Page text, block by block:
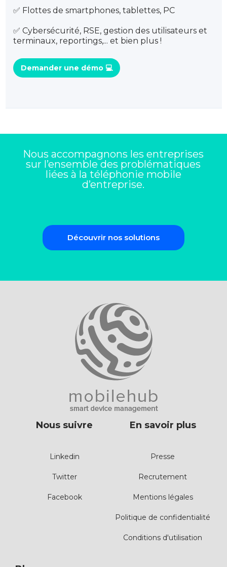
✅ Flottes de smartphones, tablettes, PC
✅ Cybersécurité, RSE, gestion des utilisateurs et
terminaux, reportings,... et bien plus !
Demander une démo 💻
Nous accompagnons les entreprises
sur l’ensemble des problématiques
liées à la téléphonie mobile
d’entreprise.
Découvrir nos solutions
Nous suivre
Linkedin
Twitter
Facebook
En savoir plus
Presse
Recrutement
Mentions légales
Politique de confidentialité
Conditions d'utilisation